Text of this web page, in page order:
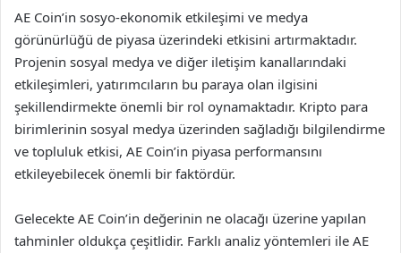
AE Coin’in sosyo-ekonomik etkileşimi ve medya
görünürlüğü de piyasa üzerindeki etkisini artırmaktadır.
Projenin sosyal medya ve diğer iletişim kanallarındaki
etkileşimleri, yatırımcıların bu paraya olan ilgisini
şekillendirmekte önemli bir rol oynamaktadır. Kripto para
birimlerinin sosyal medya üzerinden sağladığı bilgilendirme
ve topluluk etkisi, AE Coin’in piyasa performansını
etkileyebilecek önemli bir faktördür.
Gelecekte AE Coin’in değerinin ne olacağı üzerine yapılan
tahminler oldukça çeşitlidir. Farklı analiz yöntemleri ile AE